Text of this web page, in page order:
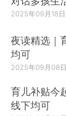
2025年09月18日
夜读精选｜
均可
2025年09月08日
育儿补贴今
线下均可